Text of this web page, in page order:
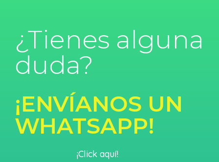
¿Tienes alguna
duda?
¡ENVÍANOS UN
WHATSAPP!
¡Click aquí!